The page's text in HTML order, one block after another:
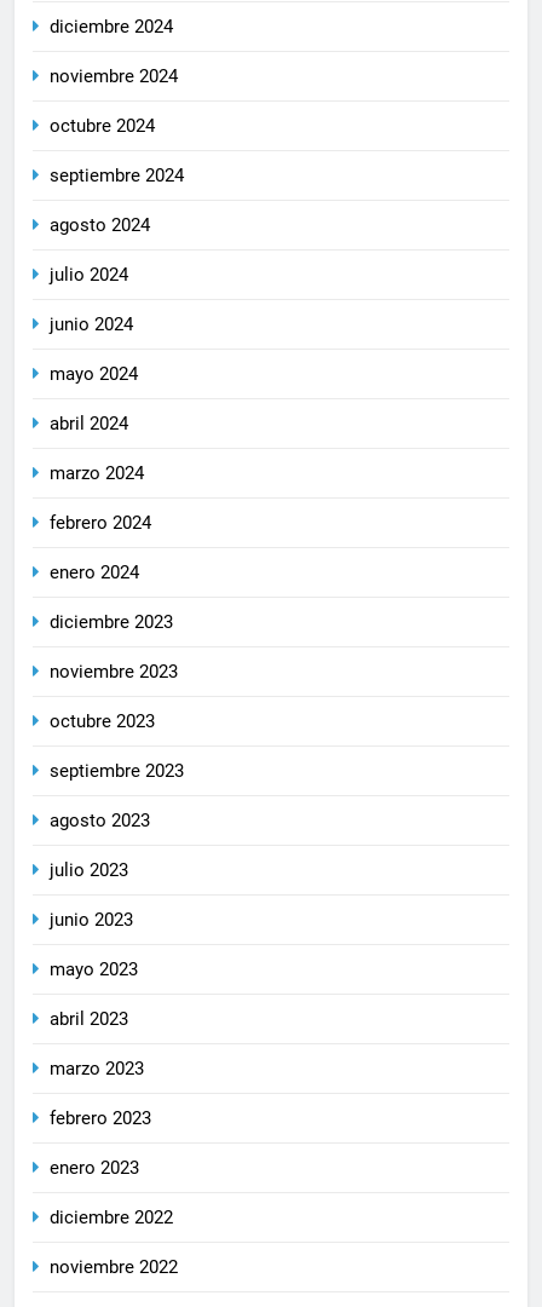
diciembre 2024
noviembre 2024
octubre 2024
septiembre 2024
agosto 2024
julio 2024
junio 2024
mayo 2024
abril 2024
marzo 2024
febrero 2024
enero 2024
diciembre 2023
noviembre 2023
octubre 2023
septiembre 2023
agosto 2023
julio 2023
junio 2023
mayo 2023
abril 2023
marzo 2023
febrero 2023
enero 2023
diciembre 2022
noviembre 2022